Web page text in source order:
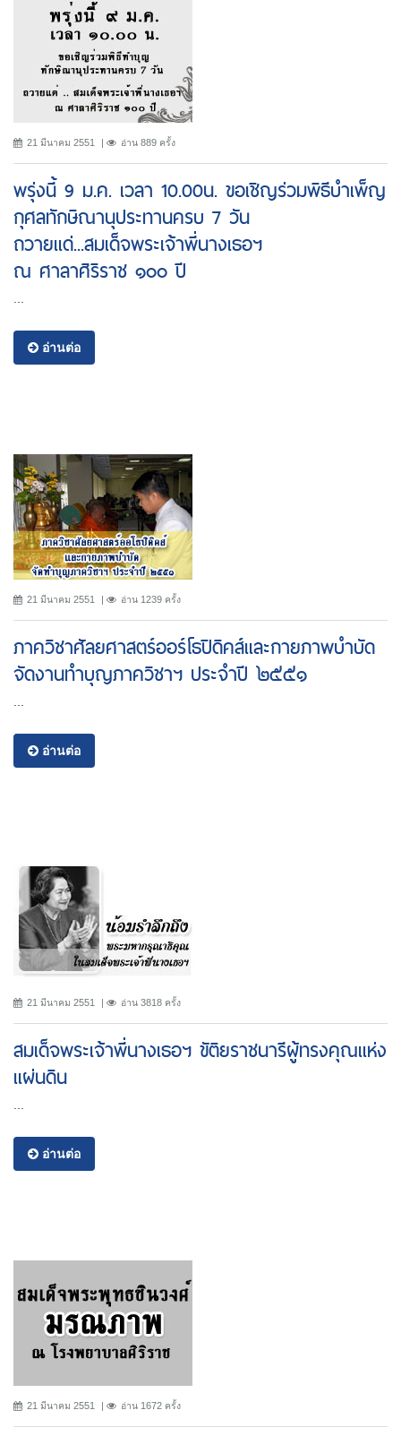
21 มีนาคม 2551 อ่าน 889 ครั้ง
พรุ่งนี้ 9 ม.ค. เวลา 10.00น. ขอเชิญร่วมพิธีบำเพ็ญ
กุศลทักษิณานุประทานครบ 7 วัน
ถวายแด่...สมเด็จพระเจ้าพี่นางเธอฯ
ณ ศาลาศิริราช ๑๐๐ ปี
อ่านต่อ
21 มีนาคม 2551 อ่าน 1239 ครั้ง
ภาควิชาศัลยศาสตร์ออร์โธปิดิคส์และกายภาพบำบัด
จัดงานทำบุญภาควิชาฯ ประจำปี ๒๕๕๑
อ่านต่อ
21 มีนาคม 2551 อ่าน 3818 ครั้ง
สมเด็จพระเจ้าพี่นางเธอฯ ขัติยราชนารีผู้ทรงคุณแห่ง
แผ่นดิน
อ่านต่อ
21 มีนาคม 2551 อ่าน 1672 ครั้ง